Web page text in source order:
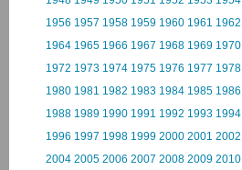
1956 1957 1958 1959 1960 1961 1962
1964 1965 1966 1967 1968 1969 1970
1972 1973 1974 1975 1976 1977 1978
1980 1981 1982 1983 1984 1985 1986
1988 1989 1990 1991 1992 1993 1994
1996 1997 1998 1999 2000 2001 2002
2004 2005 2006 2007 2008 2009 2010